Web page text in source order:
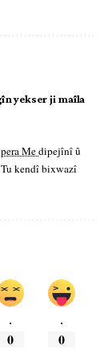
yekser ji maîla
Medipejînî û
kendî bixwazî
.
0
.
0